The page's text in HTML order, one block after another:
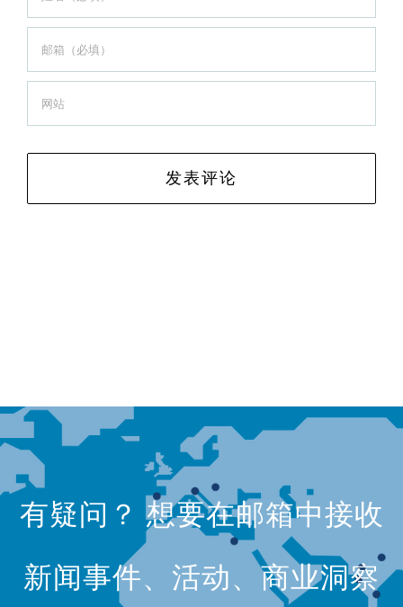
有疑问？ 想要在邮箱中接收
新闻事件、活动、商业洞察